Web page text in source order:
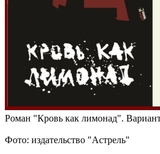
Роман "Кровь как лимонад".
Фото: издательство "Астрель"